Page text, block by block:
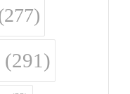
(291)